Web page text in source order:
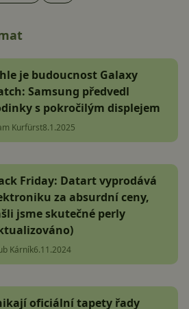
je budoucnost Galaxy
Samsung předvedl
s pokročilým displejem
Kurfürst8.1.2025
Friday: Datart vyprodává
za absurdní ceny,
jsme skutečné perly
Kárník6.11.2024
oficiální tapety řady